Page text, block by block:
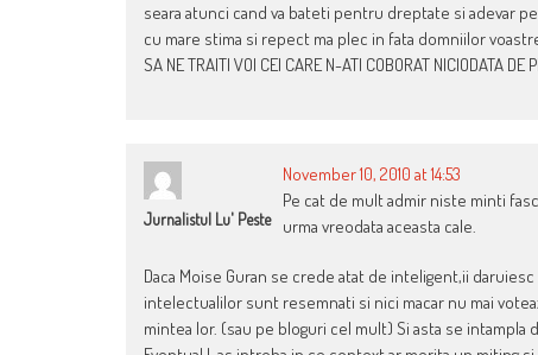
seara atunci cand va bateti pentru dreptate si adevar
cu mare stima si repect ma plec in fata domniilor
SA NE TRAITI VOI CEI CARE N-ATI COBORAT NICIODATA DE
Jurnalistul Lu' Peste
November 10, 2010 at 14:53
Pe cat de mult admir niste minti
urma vreodata aceasta cale.
Daca Moise Guran se crede atat de inteligent,ii
intelectualilor sunt resemnati si nici macar nu mai
mintea lor. (sau pe bloguri cel mult) Si asta se intampla